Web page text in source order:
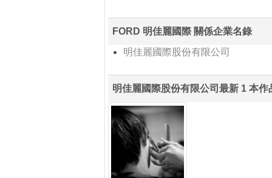
FORD 明佳麗國際 關係企業名錄
明佳麗國際股份有限公司
明佳麗國際股份有限公司最新 1 本作